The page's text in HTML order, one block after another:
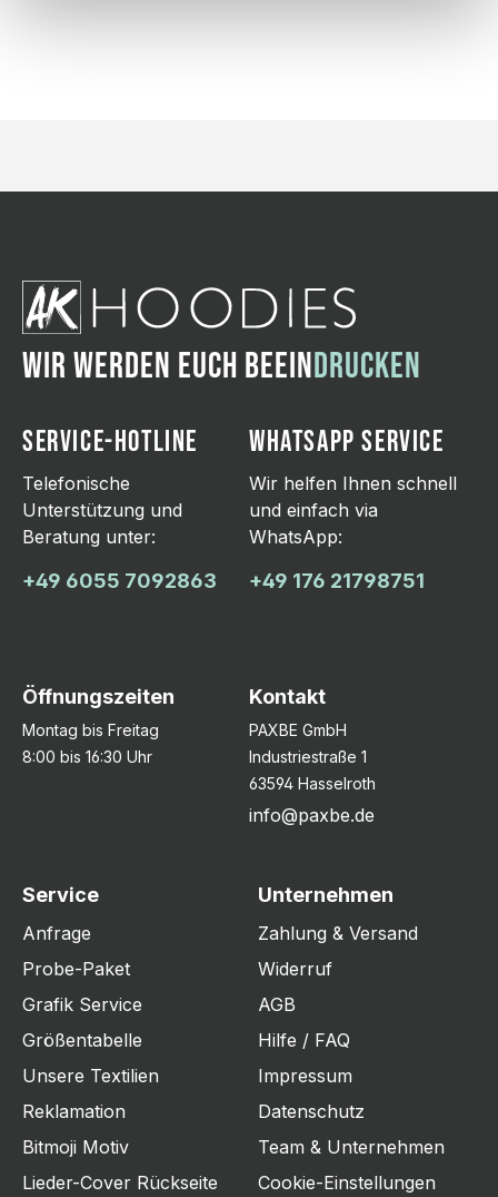
WIR WERDEN EUCH BEEINDRUCKEN
SERVICE-HOTLINE
Telefonische
Unterstützung und
Beratung unter:
+49 6055 7092863
WHATSAPP SERVICE
Wir helfen Ihnen schnell
und einfach via
WhatsApp:
+49 176 21798751
Öffnungszeiten
Montag bis Freitag
8:00 bis 16:30 Uhr
Kontakt
PAXBE GmbH
Industriestraße 1
63594 Hasselroth
info@paxbe.de
Service
Anfrage
Probe-Paket
Grafik Service
Größentabelle
Unsere Textilien
Reklamation
Bitmoji Motiv
Lieder-Cover Rückseite
Unternehmen
Zahlung & Versand
Widerruf
AGB
Hilfe / FAQ
Impressum
Datenschutz
Team & Unternehmen
Cookie-Einstellungen